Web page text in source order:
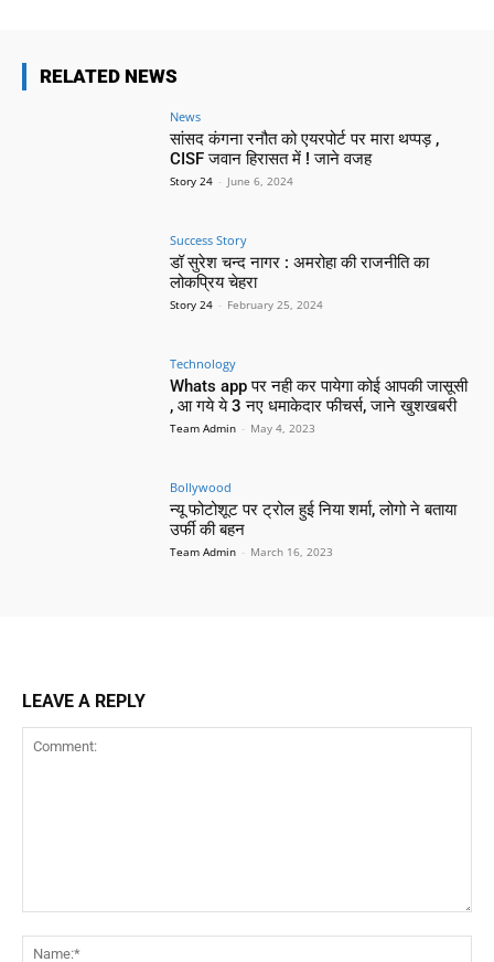
RELATED NEWS
News
सांसद कंगना रनौत को एयरपोर्ट पर मारा थप्पड़ ,
CISF जवान हिरासत में ! जाने वजह
Story 24 - June 6, 2024
Success Story
डॉ सुरेश चन्द नागर : अमरोहा की राजनीति का
लोकप्रिय चेहरा
Story 24 - February 25, 2024
Technology
Whats app पर नही कर पायेगा कोई आपकी जासूसी
, आ गये ये 3 नए धमाकेदार फीचर्स, जाने खुशखबरी
Team Admin - May 4, 2023
Bollywood
न्यू फोटोशूट पर ट्रोल हुई निया शर्मा, लोगो ने बताया
उर्फी की बहन
Team Admin - March 16, 2023
LEAVE A REPLY